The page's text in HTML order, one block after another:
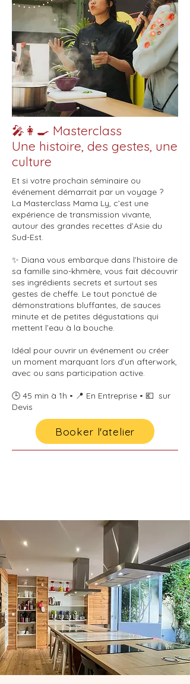
🎤👩‍🍳 Masterclass
Une histoire, des gestes, une
culture
Et si votre prochain séminaire ou
événement démarrait par un voyage ?
La Masterclass Mama Ly, c’est une
expérience de transmission vivante,
autour des grandes recettes d’Asie du
Sud-Est.
✨ Diana vous embarque dans l’histoire de
sa famille sino-khmère, vous fait découvrir
ses ingrédients secrets et surtout ses
gestes de cheffe. Le tout ponctué de
démonstrations bluffantes, de sauces
minute et de petites dégustations qui
mettent l’eau à la bouche.
Idéal pour ouvrir un événement ou créer
un moment marquant lors d’un afterwork,
avec ou sans participation active.
🕒 45 min à 1h • 📍 En Entreprise • 💶 sur
Devis
Booker l'atelier